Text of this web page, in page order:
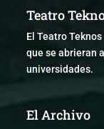
Teatro
El Teatro
que se abrieran
universidades.
El Archivo